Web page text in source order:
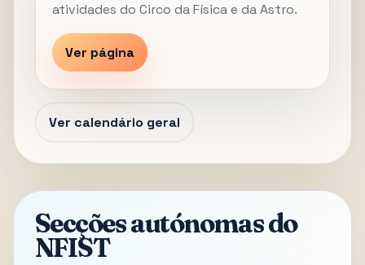
atividades do Circo da Física e da Astro.
Ver página
Ver calendário geral
Secções autónomas do
NFIST